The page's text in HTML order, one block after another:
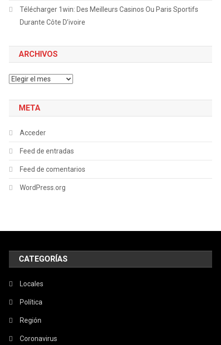
Télécharger 1win: Des Meilleurs Casinos Ou Paris Sportifs
Durante Côte D’ivoire
ARCHIVOS
Archivos
META
Acceder
Feed de entradas
Feed de comentarios
WordPress.org
CATEGORÍAS
Locales
Política
Región
Coronavirus